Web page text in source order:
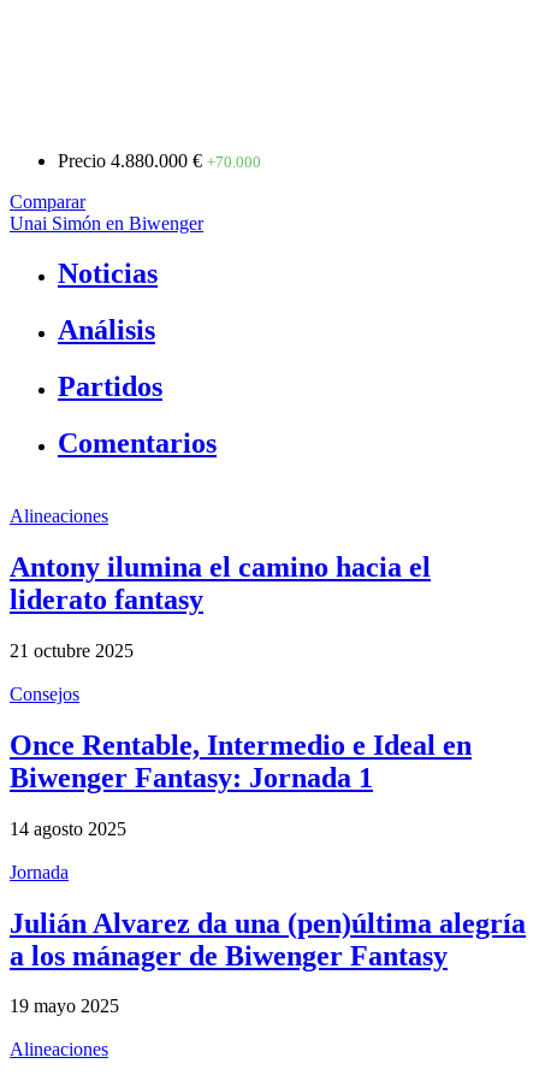
Precio 4.880.000 € +70.000
Comparar
Unai Simón en Biwenger
Noticias
Análisis
Partidos
Comentarios
Alineaciones
Antony ilumina el camino hacia el
liderato fantasy
21 octubre 2025
Consejos
Once Rentable, Intermedio e Ideal en
Biwenger Fantasy: Jornada 1
14 agosto 2025
Jornada
Julián Alvarez da una (pen)última alegría
a los mánager de Biwenger Fantasy
19 mayo 2025
Alineaciones